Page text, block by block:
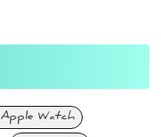
Apple Watch